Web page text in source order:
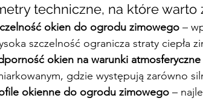
techniczne, na które warto
okien do ogrodu zimowego –
szczelność ogranicza straty ciepła
okien na warunki
gdzie występują zarówno
okienne do ogrodu zimowego –